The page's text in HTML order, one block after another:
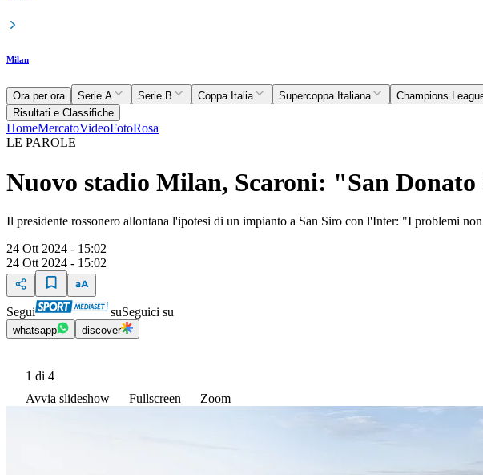
Milan
Ora per ora Serie A Serie B Coppa Italia Supercoppa Italiana Champions
Risultati e Classifiche
HomeMercatoVideoFotoRosa
LE PAROLE
Nuovo stadio Milan, Scaroni: "San
Il presidente rossonero allontana l'ipotesi di un impianto a San Siro con l'Inter: "I problemi
24 Ott 2024 - 15:02
24 Ott 2024 - 15:02
Segui suSeguici su
whatsapp discover
1 di 4
Avvia slideshow
Fullscreen Zoom